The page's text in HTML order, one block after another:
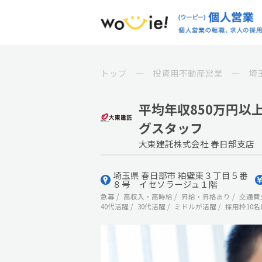
トップ 投資用不動産営業 埼
平均年収850万円以
グスタッフ
大東建託株式会社 春日部支店
埼玉県 春日部市 粕壁東３丁目５番
８号 イセソラージュ１階
急募 高収入・高時給 昇給・昇格あり
交通費
40代活躍
30代活躍 ミドルが活躍 採用枠10